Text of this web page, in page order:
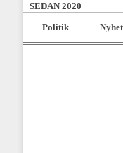
SEDAN 2020
Politik